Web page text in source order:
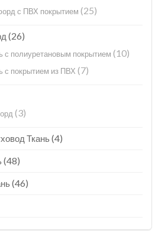
с ПВХ покрытием (25)
(26)
с полиуретановым покрытием (10)
с покрытием из ПВХ (7)
(3)
Ткань(4)
(48)
(46)